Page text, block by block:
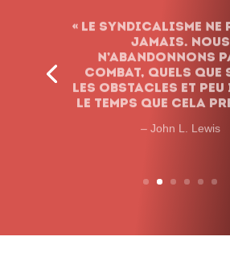
« Le syndicalisme ne
jamais. Nous
n’abandonnons
combat, quels que
les obstacles et peu
le temps que cela
– John L. Lewis